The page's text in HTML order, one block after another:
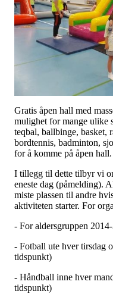
Gratis åpen hall med
mulighet for mange ulike
teqbal, ballbinge, basket,
bordtennis, badminton,
for å komme på åpen hall.
I tillegg til dette tilbyr vi
eneste dag (påmelding).
miste plassen til andre
aktiviteten starter. For
- For aldersgruppen
- Fotball ute hver tirsdag
tidspunkt)
- Håndball inne hver
tidspunkt)